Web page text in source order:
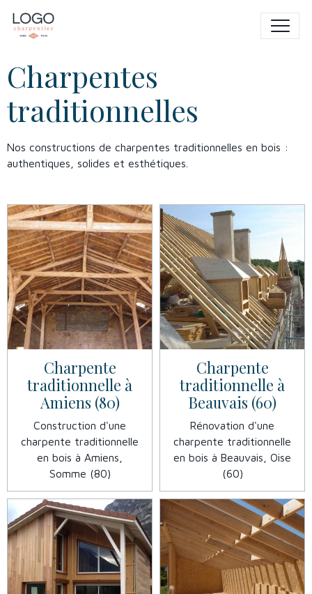
Charpentes
traditionnelles
Nos constructions de charpentes traditionnelles en bois :
authentiques, solides et esthétiques.
Charpente
traditionnelle à
Amiens (80)
Construction d'une
charpente traditionnelle
en bois à Amiens,
Somme (80)
Charpente
traditionnelle à
Beauvais (60)
Rénovation d'une
charpente traditionnelle
en bois à Beauvais, Oise
(60)